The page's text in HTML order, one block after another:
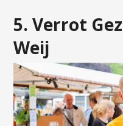
5. Verrot
Weij